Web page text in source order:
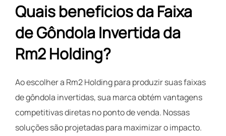
Quais beneficios da Faixa
de Gôndola Invertida da
Rm2 Holding?
Ao escolher a Rm2 Holding para produzir suas faixas
de gôndola invertidas, sua marca obtém vantagens
competitivas diretas no ponto de venda. Nossas
soluções são projetadas para maximizar o impacto.